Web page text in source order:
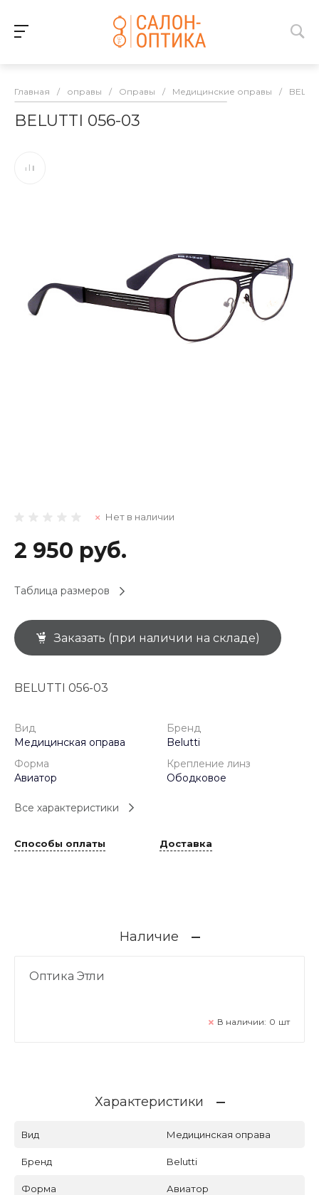
Главная / оправы / Оправы / Медицинские оправы /
BELUTTI 056-03
Нет в наличии
2 950 руб.
Таблица размеров
Заказать (при наличии на складе)
BELUTTI 056-03
Вид
Медицинская оправа
Бренд
Belutti
Форма
Авиатор
Крепление линз
Ободковое
Все характеристики
Способы оплаты Доставка
Наличие
Оптика Этли
В наличии: 0 шт
Характеристики
Вид Медицинская оправа
Бренд Belutti
Форма Авиатор